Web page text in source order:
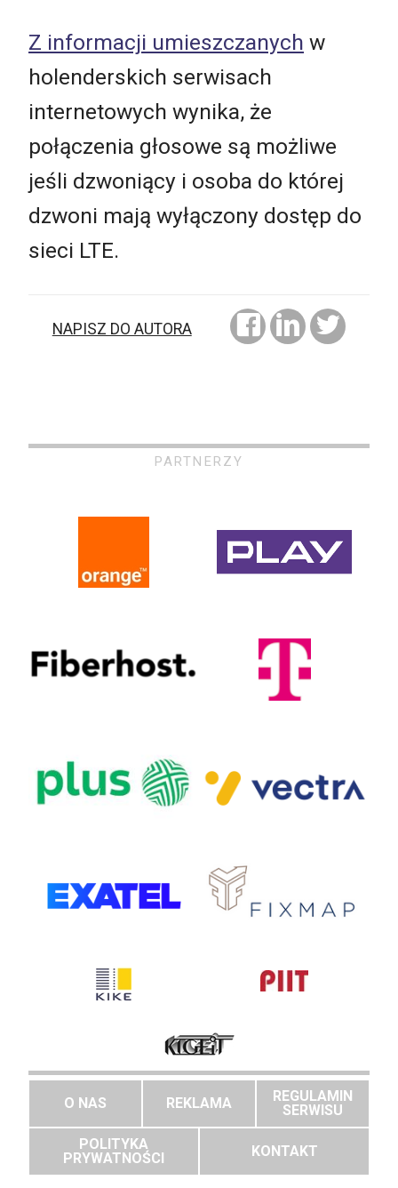
Z informacji umieszczanych w
holenderskich serwisach
internetowych wynika, że
połączenia głosowe są możliwe
jeśli dzwoniący i osoba do której
dzwoni mają wyłączony dostęp do
sieci LTE.
NAPISZ DO AUTORA
PARTNERZY
O NAS REKLAMA
REGULAMIN
SERWISU
POLITYKA
PRYWATNOŚCI
KONTAKT